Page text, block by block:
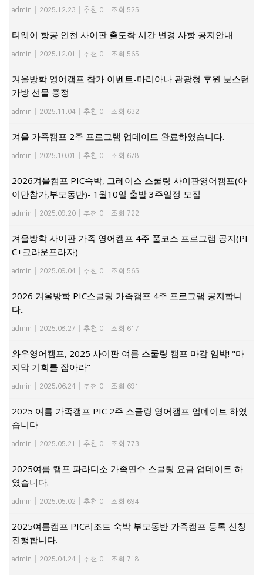
admin 2025.12.23 추천 0 조회 525
티웨이 항공 인천 사이판 출도착 시간 변경 사항 공지안내
admin 2025.12.01 추천 0 조회 565
겨울방학 영어캠프 참가 이벤트-마리아나 관광청 후원 보스턴
가방 선물 증정
admin 2025.11.04 추천 0 조회 632
겨울 가족캠프 2주 프로그램 업데이트 완료하였습니다.
admin 2025.10.01 추천 0 조회 678
2026겨울캠프 PIC숙박, 그레이스 스쿨링 사이판영어캠프(아
이만참가,부모동반)- 1월10일 출발 3주일정 모집
admin 2025.09.20 추천 0 조회 722
겨울방학 사이판 가족 영어캠프 4주 풀코스 프로그램 공지(PI
C+크라운프라자)
admin 2025.09.04 추천 0 조회 565
2026 겨울방학 PIC스쿨링 가족캠프 4주 프로그램 공지합니
다..
admin 2025.08.27 추천 0 조회 617
와우영어캠프, 2025 사이판 여름 스쿨링 캠프 마감 임박! "마
지막 기회를 잡아라"
admin 2025.06.24 추천 0 조회 691
2025 여름 가족캠프 PIC 2주 스쿨링 영어캠프 업데이트 하였
습니다
admin 2025.05.21 추천 0 조회 773
2025여름 캠프 파라디소 가족연수 스쿨링 요금 업데이트 하
였습니다.
admin 2025.05.02 추천 0 조회 694
2025여름캠프 PIC리조트 숙박 부모동반 가족캠프 등록 신청
진행합니다.
admin 2025.04.24 추천 0 조회 718